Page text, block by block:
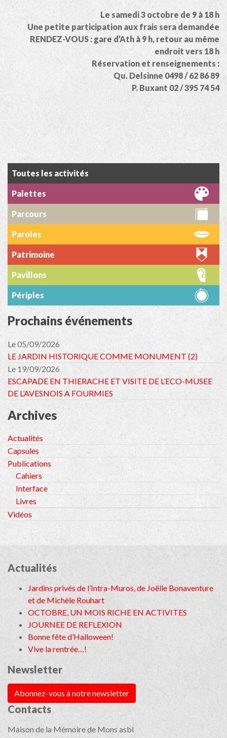
Le samedi 3 octobre de 9 à 18 h
Une petite participation aux frais sera demandée
RENDEZ-VOUS : gare d’Ath à 9 h, retour au même
endroit vers 18 h
Réservation et renseignements :
Qu. Delsinne 0498 / 62 86 89
P. Buxant 02 / 395 74 54
Toutes les activités
Palettes
Parcours
Paroles
Patrimoine
Pavillons
Périples
Prochains événements
Le 05/09/2026
LE JARDIN HISTORIQUE COMME MONUMENT (2)
Le 19/09/2026
ESCAPADE EN THIERACHE ET VISITE DE L’ECO-MUSEE
DE L’AVESNOIS A FOURMIES
Archives
Actualités
Capsules
Publications
Cahiers
Interface
Livres
Vidéos
Actualités
Jardins privés de l’Intra-Muros, de Joëlle Bonaventure
et de Michèle Rouhart
OCTOBRE, UN MOIS RICHE EN ACTIVITES
JOURNEE DE REFLEXION
Bonne fête d’Halloween!
Vive la rentrée…!
Newsletter
Abonnez-vous à notre newsletter
Contacts
Maison de la Mémoire de Mons asbl